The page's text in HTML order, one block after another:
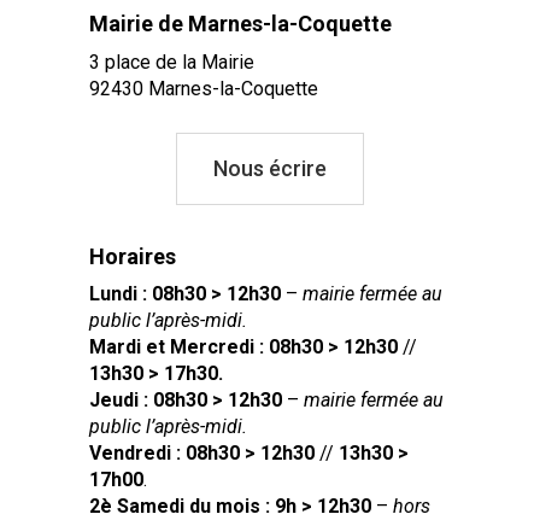
Mairie de Marnes-la-Coquette
3 place de la Mairie
92430 Marnes-la-Coquette
Nous écrire
Horaires
Lundi : 08h30 > 12h30 – mairie fermée au
public l’après-midi.
Mardi et Mercredi : 08h30 > 12h30 //
13h30 > 17h30.
Jeudi : 08h30 > 12h30 – mairie fermée au
public l’après-midi.
Vendredi : 08h30 > 12h30 // 13h30 >
17h00.
2è Samedi du mois : 9h > 12h30 – hors